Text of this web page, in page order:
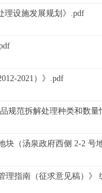
理设施发展规划》.pdf
2021）》.pdf
规范拆解处理种类和数量
块（汤泉政府西侧 2-2 号
理指南（征求意见稿）》